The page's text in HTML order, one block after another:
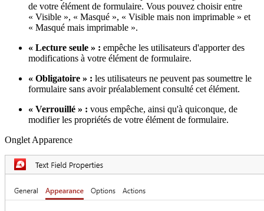
de votre élément de formulaire. Vous pouvez choisir entre
« Visible », « Masqué », « Visible mais non imprimable » et
« Masqué mais imprimable ».
« Lecture seule » : empêche les utilisateurs d'apporter des
modifications à votre élément de formulaire.
« Obligatoire » : les utilisateurs ne peuvent pas soumettre le
formulaire sans avoir préalablement consulté cet élément.
« Verrouillé » : vous empêche, ainsi qu'à quiconque, de
modifier les propriétés de votre élément de formulaire.
Onglet Apparence